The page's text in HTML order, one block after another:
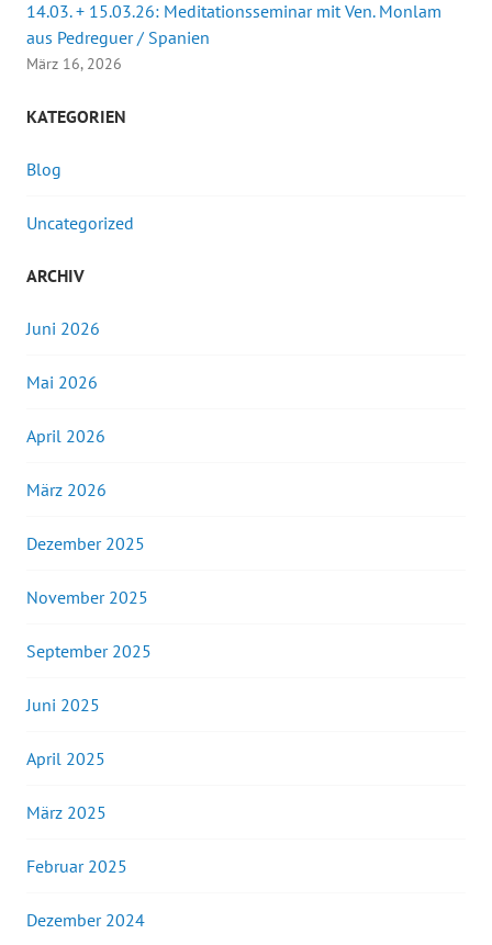
14.03. + 15.03.26: Meditationsseminar mit Ven. Monlam
aus Pedreguer / Spanien
März 16, 2026
KATEGORIEN
Blog
Uncategorized
ARCHIV
Juni 2026
Mai 2026
April 2026
März 2026
Dezember 2025
November 2025
September 2025
Juni 2025
April 2025
März 2025
Februar 2025
Dezember 2024